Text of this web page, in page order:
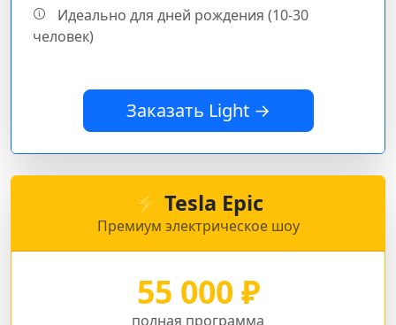
Идеально для дней рождения (10-30
человек)
Заказать Light →
⚡ Tesla Epic
Премиум электрическое шоу
55 000 ₽
полная программа